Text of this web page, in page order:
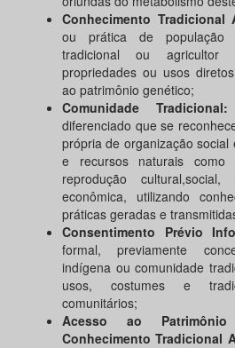
Conhecimento Tradicional
ou prática de população
tradicional ou agricultor
propriedades ou usos
ao patrimônio genético;
Comunidade Tradicional:
diferenciado que se
própria de organização
e recursos naturais
reprodução
econômica, utilizando
práticas geradas e
Consentimento Prévio
formal, previamente
indígena ou comunidade
usos, costumes e
comunitários;
Acesso ao
Conhecimento Tradicional